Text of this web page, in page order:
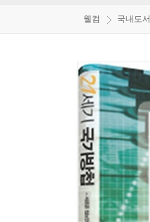
웰컴 국내도서